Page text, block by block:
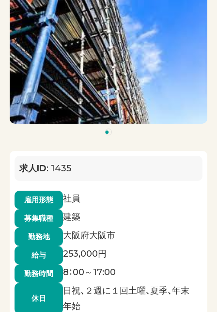
求人ID: 1435
雇用形態 社員
募集職種 建築
勤務地 大阪府大阪市
給与 253,000円
勤務時間 8：00～17:00
休日
日祝、２週に１回土曜、夏季、年末
年始